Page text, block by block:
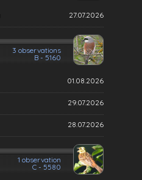
27.07.2026
3 observations
B - 5160
01.08.2026
29.07.2026
28.07.2026
1 observation
C - 5580